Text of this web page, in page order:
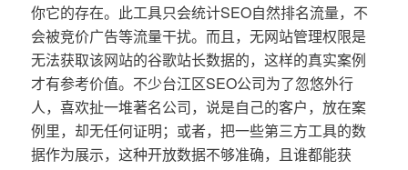
你它的存在。此工具只会统计SEO自然排名流量，不
会被竞价广告等流量干扰。而且，无网站管理权限是
无法获取该网站的谷歌站长数据的，这样的真实案例
才有参考价值。不少台江区SEO公司为了忽悠外行
人，喜欢扯一堆著名公司，说是自己的客户，放在案
例里，却无任何证明；或者，把一些第三方工具的数
据作为展示，这种开放数据不够准确，且谁都能获